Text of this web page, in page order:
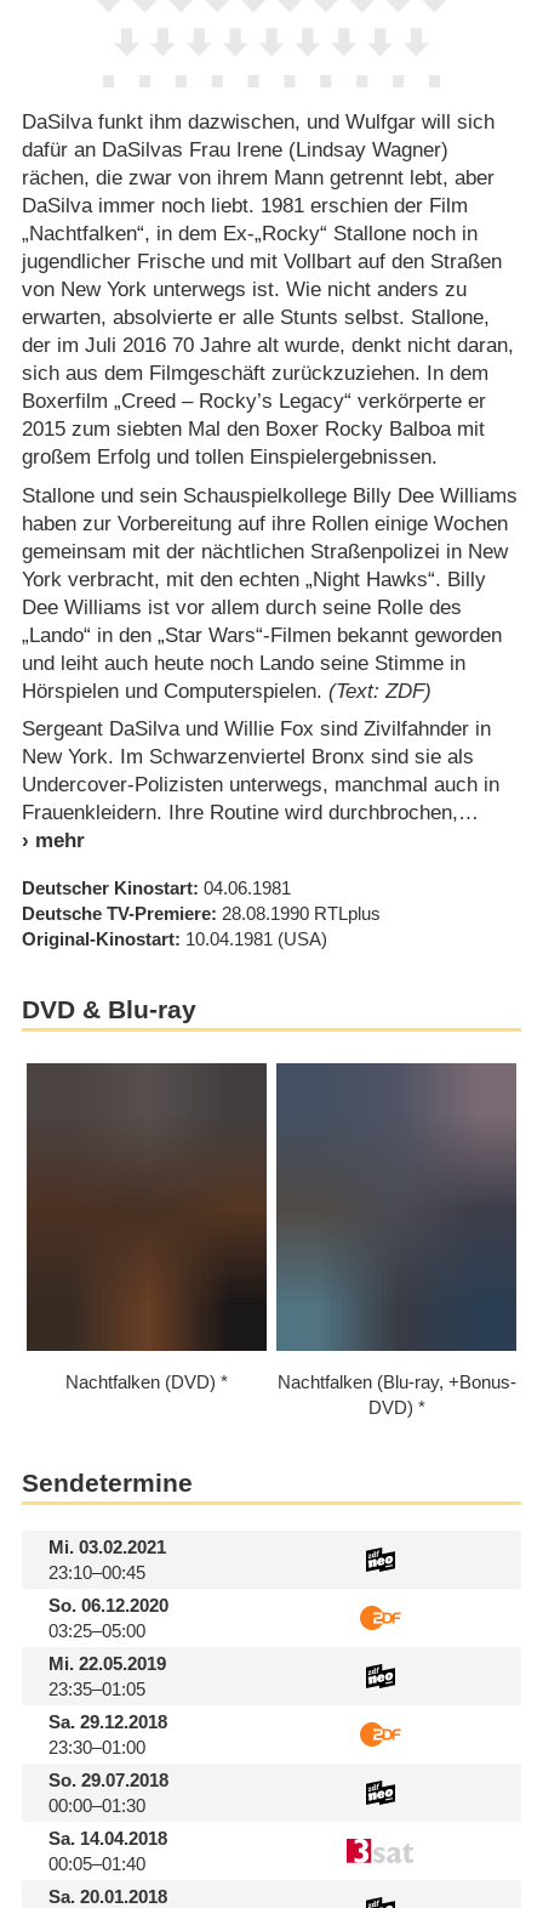
DaSilva funkt ihm dazwischen, und Wulfgar will sich
dafür an DaSilvas Frau Irene (Lindsay Wagner)
rächen, die zwar von ihrem Mann getrennt lebt, aber
DaSilva immer noch liebt. 1981 erschien der Film
„Nachtfalken“, in dem Ex-„Rocky“ Stallone noch in
jugendlicher Frische und mit Vollbart auf den Straßen
von New York unterwegs ist. Wie nicht anders zu
erwarten, absolvierte er alle Stunts selbst. Stallone,
der im Juli 2016 70 Jahre alt wurde, denkt nicht daran,
sich aus dem Filmgeschäft zurückzuziehen. In dem
Boxerfilm „Creed – Rocky’s Legacy“ verkörperte er
2015 zum siebten Mal den Boxer Rocky Balboa mit
großem Erfolg und tollen Einspielergebnissen.
Stallone und sein Schauspielkollege Billy Dee Williams
haben zur Vorbereitung auf ihre Rollen einige Wochen
gemeinsam mit der nächtlichen Straßenpolizei in New
York verbracht, mit den echten „Night Hawks“. Billy
Dee Williams ist vor allem durch seine Rolle des
„Lando“ in den „Star Wars“-Filmen bekannt geworden
und leiht auch heute noch Lando seine Stimme in
Hörspielen und Computerspielen. (Text: ZDF)
Sergeant DaSilva und Willie Fox sind Zivilfahnder in
New York. Im Schwarzenviertel Bronx sind sie als
Undercover-Polizisten unterwegs, manchmal auch in
Frauenkleidern. Ihre Routine wird durchbrochen,
Deutscher Kinostart 04.06.1981
Deutsche TV-Premiere 28.08.1990 RTLplus
Original-Kinostart 10.04.1981 (USA)
DVD & Blu-ray
Nachtfalken (DVD)
Nachtfalken (Blu-ray, +Bonus-
DVD)
Sendetermine
Mi.03.02.2021
23:10–00:45
So.06.12.2020
03:25–05:00
Mi.22.05.2019
23:35–01:05
Sa.29.12.2018
23:30–01:00
So.29.07.2018
00:00–01:30
Sa.14.04.2018
00:05–01:40
Sa.20.01.2018